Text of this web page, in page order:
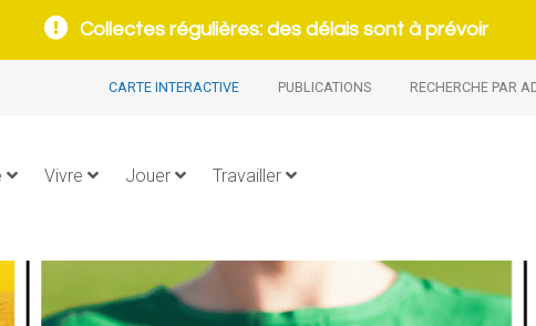
Collectes régulières: des délais sont à prévoir
CARTE INTERACTIVE PUBLICATIONS RECHERCHE PAR
Vivre Jouer Travailler